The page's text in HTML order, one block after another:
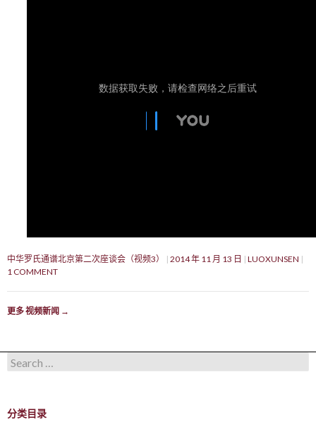
中华罗氏通谱北京第二次座谈会（视频3） 2014 年 11 月 13 日
LUOXUNSEN
1 COMMENT
更多 视频新闻 →
Search for:
分类目录